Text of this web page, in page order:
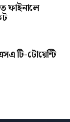
ফাইনালে
টি-টোয়েন্টি